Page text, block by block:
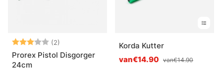
Beoordeling:
(2)
Prorex Pistol Disgorger
24cm
Korda Kutter
van€14.90 van€14.90